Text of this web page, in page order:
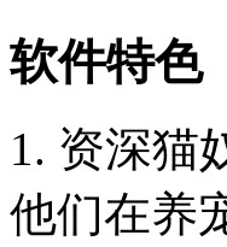
软件特色
1. 资深猫
他们在养